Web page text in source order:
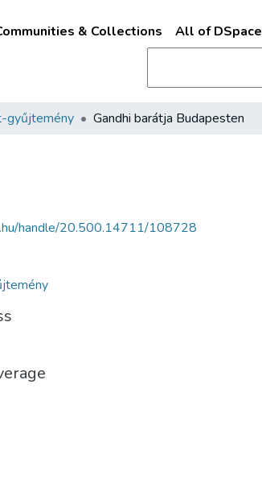
& Collections All of DSpace
gyűjtemény Gandhi barátja Budapesten
handle/20.500.14711/108728